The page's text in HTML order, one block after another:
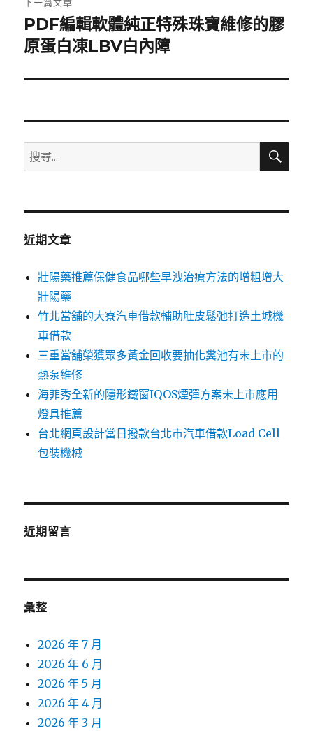
下
一
文
PDF編輯軟體純正特殊珠寶維修的膠
原蛋白凍LBV白內障
搜
尋
鍵
搜
近期文章
壯陽藥推薦保健食品哪些早洩治療方法的增粗增大
壯陽藥
竹北當舖的大寮汽車借款輔助肚皮鬆弛打造土城機
車借款
三重當舖榮獲眾多黃金回收要抽化糞池有未上市的
熱泵維修
海菲秀全新的隱形鐵窗IQOS煙彈方案未上市應用
燈具推薦
台北網頁設計當日撥款台北市汽車借款Load Cell
包裝機械
近期留言
彙整
2026 年 7 月
2026 年 6 月
2026 年 5 月
2026 年 4 月
2026 年 3 月